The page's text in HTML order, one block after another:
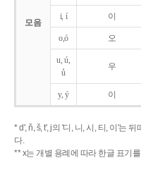
모음
i, í 이
o,ó 오
u, ú,
ů
우
y, ý 이
* d', ň, š, t', j의 '디, 니, 시, 티, 이'는
다.
** x는 개별 용례에 따라 한글 표기